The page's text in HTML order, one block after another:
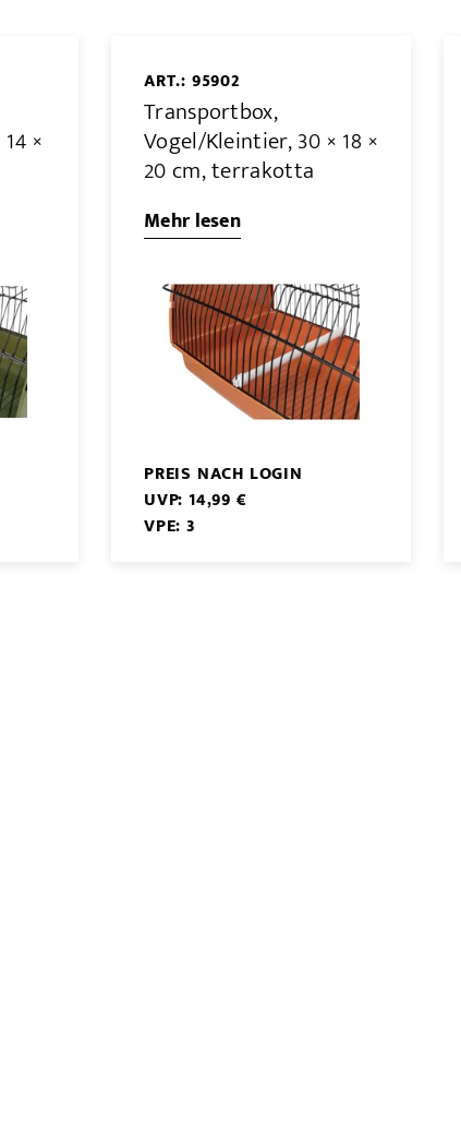
×
ART.: 95902
Transportbox,
Vogel/Kleintier, 30 × 18 ×
20 cm, terrakotta
Mehr lesen
PREIS NACH LOGIN
UVP: 14,99 €
VPE: 3